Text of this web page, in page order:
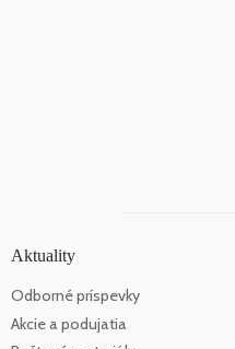
Aktuality
Odborné príspevky
Akcie a podujatia